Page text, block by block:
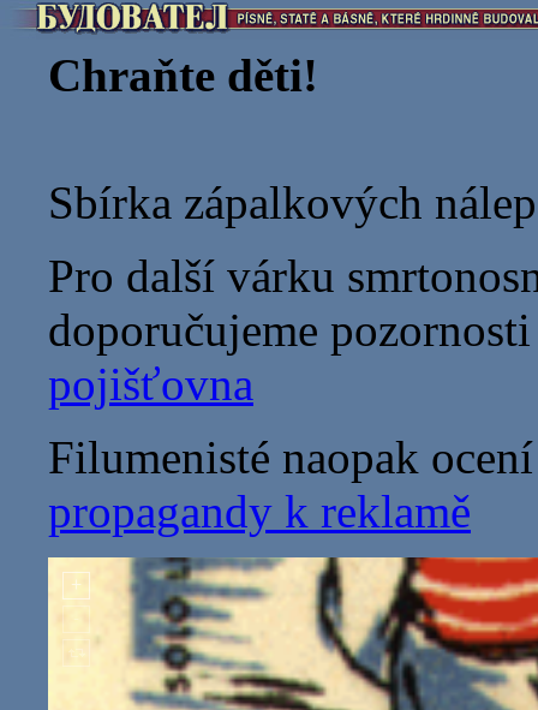
Chraňte děti!
Sbírka zápalkových
Pro další várku
doporučujeme
pojišťovna
Filumenisté naopak
propagandy k reklamě